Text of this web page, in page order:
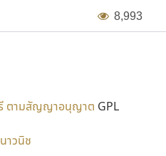
8,993
ตามสัญญาอนุญาต GPL
าวนิช